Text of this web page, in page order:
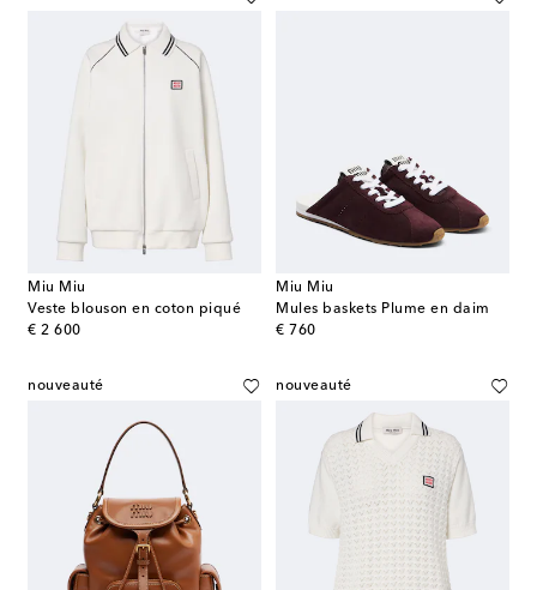
Miu Miu
Veste blouson en coton piqué
€ 2 600
original price
Miu Miu
Mules baskets Plume en daim
€ 760
original price
nouveauté nouveauté